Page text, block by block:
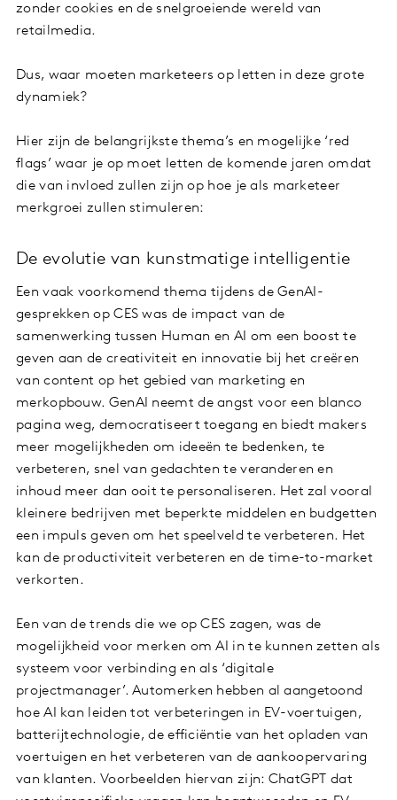
zonder cookies en de snelgroeiende wereld van
retailmedia.
Dus, waar moeten marketeers op letten in deze grote
dynamiek?
Hier zijn de belangrijkste thema’s en mogelijke ‘red
flags’ waar je op moet letten de komende jaren omdat
die van invloed zullen zijn op hoe je als marketeer
merkgroei zullen stimuleren:
De evolutie van kunstmatige intelligentie
Een vaak voorkomend thema tijdens de GenAI-
gesprekken op CES was de impact van de
samenwerking tussen Human en AI om een boost te
geven aan de creativiteit en innovatie bij het creëren
van content op het gebied van marketing en
merkopbouw. GenAI neemt de angst voor een blanco
pagina weg, democratiseert toegang en biedt makers
meer mogelijkheden om ideeën te bedenken, te
verbeteren, snel van gedachten te veranderen en
inhoud meer dan ooit te personaliseren. Het zal vooral
kleinere bedrijven met beperkte middelen en budgetten
een impuls geven om het speelveld te verbeteren. Het
kan de productiviteit verbeteren en de time-to-market
verkorten.
Een van de trends die we op CES zagen, was de
mogelijkheid voor merken om AI in te kunnen zetten als
systeem voor verbinding en als ‘digitale
projectmanager’. Automerken hebben al aangetoond
hoe AI kan leiden tot verbeteringen in EV-voertuigen,
batterijtechnologie, de efficiëntie van het opladen van
voertuigen en het verbeteren van de aankoopervaring
van klanten. Voorbeelden hiervan zijn: ChatGPT dat